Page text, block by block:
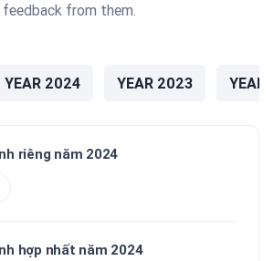
feedback from them.
YEAR 2024 YEAR 2023 YEAR
riêng năm 2024
hợp nhất năm 2024